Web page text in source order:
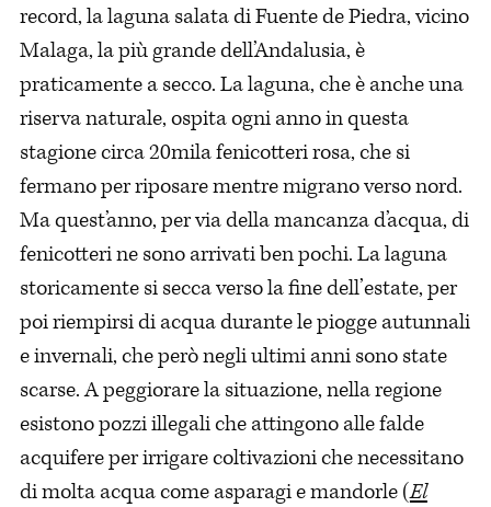
record, la laguna salata di Fuente de Piedra, vicino
Malaga, la più grande dell’Andalusia, è
praticamente a secco. La laguna, che è anche una
riserva naturale, ospita ogni anno in questa
stagione circa 20mila fenicotteri rosa, che si
fermano per riposare mentre migrano verso nord.
Ma quest’anno, per via della mancanza d’acqua, di
fenicotteri ne sono arrivati ben pochi. La laguna
storicamente si secca verso la fine dell’estate, per
poi riempirsi di acqua durante le piogge autunnali
e invernali, che però negli ultimi anni sono state
scarse. A peggiorare la situazione, nella regione
esistono pozzi illegali che attingono alle falde
acquifere per irrigare coltivazioni che necessitano
di molta acqua come asparagi e mandorle (El